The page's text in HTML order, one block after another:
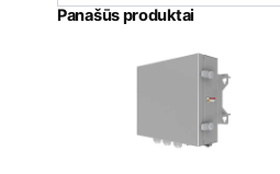
Panašūs produktai